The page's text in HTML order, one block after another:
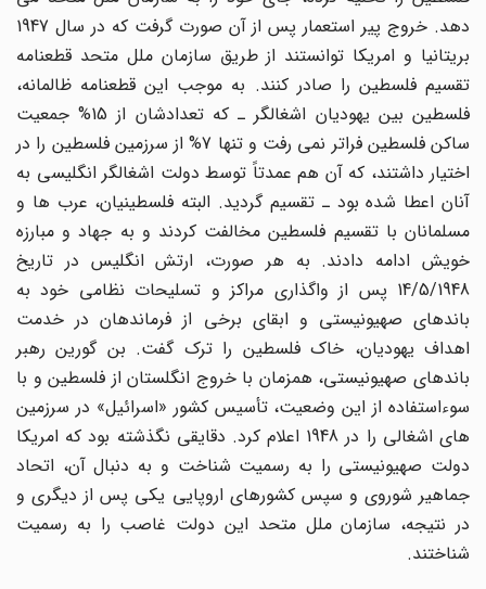
دهد. خروج پیر استعمار پس از آن صورت گرفت که در سال 1947
بریتانیا و امریکا توانستند از طریق سازمان ملل متحد قطعنامه
تقسیم فلسطین را صادر کنند. به موجب این قطعنامه ظالمانه،
فلسطین بین یهودیان اشغالگر ـ که تعدادشان از 15% جمعیت
ساکن فلسطین فراتر نمى رفت و تنها 7% از سرزمین فلسطین را در
اختیار داشتند، که آن هم عمدتاً توسط دولت اشغالگر انگلیسى به
آنان اعطا شده بود ـ تقسیم گردید. البته فلسطینیان، عرب ها و
مسلمانان با تقسیم فلسطین مخالفت کردند و به جهاد و مبارزه
خویش ادامه دادند. به هر صورت، ارتش انگلیس در تاریخ
14/5/1948 پس از واگذارى مراکز و تسلیحات نظامى خود به
باندهاى صهیونیستى و ابقاى برخى از فرماندهان در خدمت
اهداف یهودیان، خاک فلسطین را ترک گفت. بن گورین رهبر
باندهاى صهیونیستى، همزمان با خروج انگلستان از فلسطین و با
سوءاستفاده از این وضعیت، تأسیس کشور «اسرائیل» در سرزمین
هاى اشغالى را در 1948 اعلام کرد. دقایقى نگذشته بود که امریکا
دولت صهیونیستى را به رسمیت شناخت و به دنبال آن، اتحاد
جماهیر شوروى و سپس کشورهاى اروپایى یکى پس از دیگرى و
در نتیجه، سازمان ملل متحد این دولت غاصب را به رسمیت
شناختند.